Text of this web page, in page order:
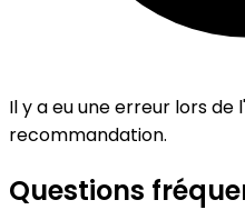
Il y a eu une erreur lors de
recommandation.
Questions